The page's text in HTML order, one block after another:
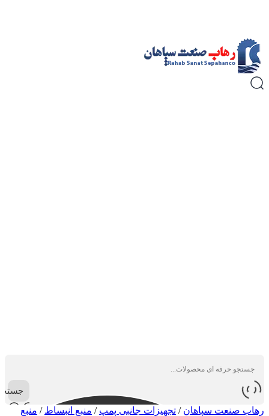
رهاب صنعت سپاهان / تجهیزات جانبی پمپ / منبع انبساط / منبع